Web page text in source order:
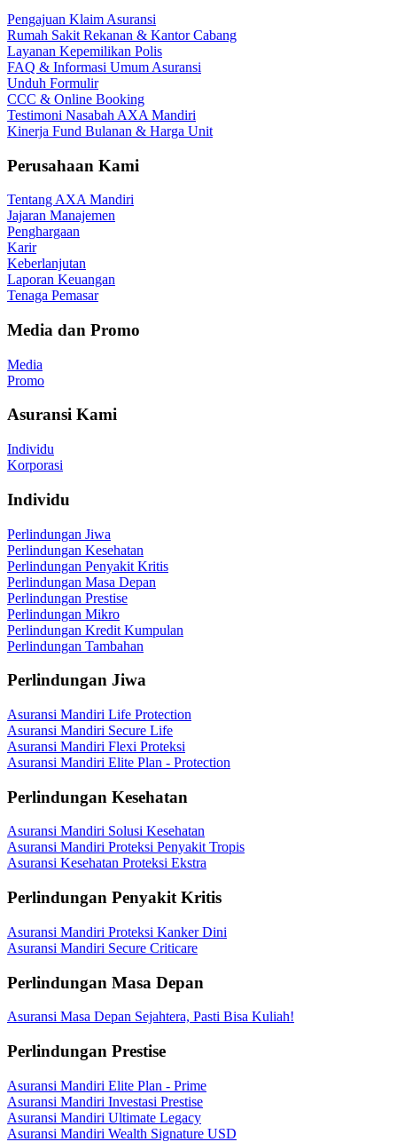
Pengajuan Klaim Asuransi
Rumah Sakit Rekanan & Kantor Cabang
Layanan Kepemilikan Polis
FAQ & Informasi Umum Asuransi
Unduh Formulir
CCC & Online Booking
Testimoni Nasabah AXA Mandiri
Kinerja Fund Bulanan & Harga Unit
Perusahaan Kami
Tentang AXA Mandiri
Jajaran Manajemen
Penghargaan
Karir
Keberlanjutan
Laporan Keuangan
Tenaga Pemasar
Media dan Promo
Media
Promo
Asuransi Kami
Individu
Korporasi
Individu
Perlindungan Jiwa
Perlindungan Kesehatan
Perlindungan Penyakit Kritis
Perlindungan Masa Depan
Perlindungan Prestise
Perlindungan Mikro
Perlindungan Kredit Kumpulan
Perlindungan Tambahan
Perlindungan Jiwa
Asuransi Mandiri Life Protection
Asuransi Mandiri Secure Life
Asuransi Mandiri Flexi Proteksi
Asuransi Mandiri Elite Plan - Protection
Perlindungan Kesehatan
Asuransi Mandiri Solusi Kesehatan
Asuransi Mandiri Proteksi Penyakit Tropis
Asuransi Kesehatan Proteksi Ekstra
Perlindungan Penyakit Kritis
Asuransi Mandiri Proteksi Kanker Dini
Asuransi Mandiri Secure Criticare
Perlindungan Masa Depan
Asuransi Masa Depan Sejahtera, Pasti Bisa Kuliah!
Perlindungan Prestise
Asuransi Mandiri Elite Plan - Prime
Asuransi Mandiri Investasi Prestise
Asuransi Mandiri Ultimate Legacy
Asuransi Mandiri Wealth Signature USD